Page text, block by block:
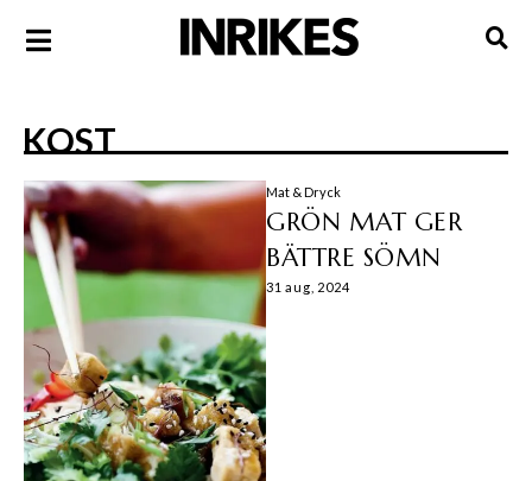
KOST
Mat & Dryck
GRÖN MAT GER
BÄTTRE SÖMN
31 aug, 2024